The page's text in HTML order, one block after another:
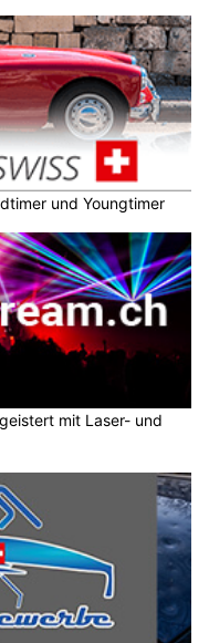
und Youngtimer
mit Laser- und